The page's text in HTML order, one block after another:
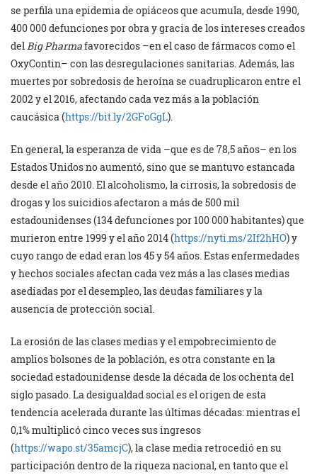
se perfila una epidemia de opiáceos que acumula, desde 1990,
400 000 defunciones por obra y gracia de los intereses creados
delBig Pharmafavorecidos –en el caso de fármacos como el
OxyContin– con las desregulaciones sanitarias. Además, las
muertes por sobredosis de heroína se cuadruplicaron entre el
2002 y el 2016, afectando cada vez más a la población
caucásica (https://bit.ly/2GFoGgL).
En general, la esperanza de vida –que es de 78,5 años– en los
Estados Unidos no aumentó, sino que se mantuvo estancada
desde el año 2010. El alcoholismo, la cirrosis, la sobredosis de
drogas y los suicidios afectaron a más de 500 mil
estadounidenses (134 defunciones por 100 000 habitantes) que
murieron entre 1999 y el año 2014 (https://nyti.ms/2If2hHO) y
cuyo rango de edad eran los 45 y 54 años. Estas enfermedades
y hechos sociales afectan cada vez más a las clases medias
asediadas por el desempleo, las deudas familiares y la
ausencia de protección social.
La erosión de las clases medias y el empobrecimiento de
amplios bolsones de la población, es otra constante en la
sociedad estadounidense desde la década de los ochenta del
siglo pasado. La desigualdad social es el origen de esta
tendencia acelerada durante las últimas décadas: mientras el
0,1% multiplicó cinco veces sus ingresos
(https://wapo.st/35amcjC), la clase media retrocedió en su
participación dentro de la riqueza nacional, en tanto que el